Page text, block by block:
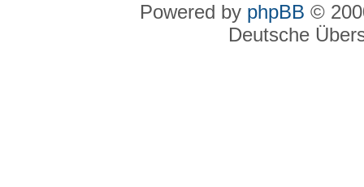
Powered by phpBB ©
Deutsche